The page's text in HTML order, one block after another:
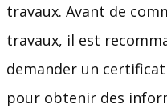
travaux. Avant de
travaux, il est
demander un
pour obtenir des